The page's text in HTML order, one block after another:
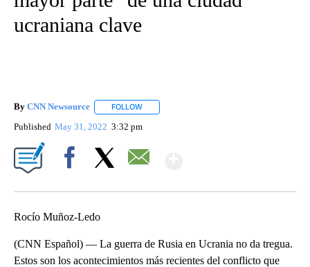
ucraniana clave
By CNN Newsource FOLLOW
Published May 31, 2022 3:32 pm
Rocío Muñoz-Ledo
(CNN Español) — La guerra de Rusia en Ucrania no da tregua.
Estos son los acontecimientos más recientes del conflicto que